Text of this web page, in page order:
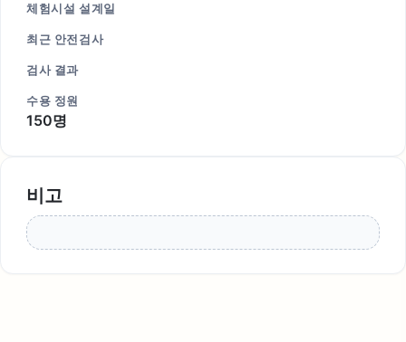
체험시설 설계일
최근 안전검사
검사 결과
수용 정원
150명
비고